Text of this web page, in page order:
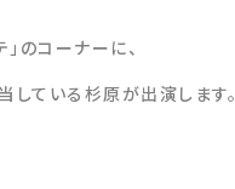
のコーナーに、
している杉原が出演します。